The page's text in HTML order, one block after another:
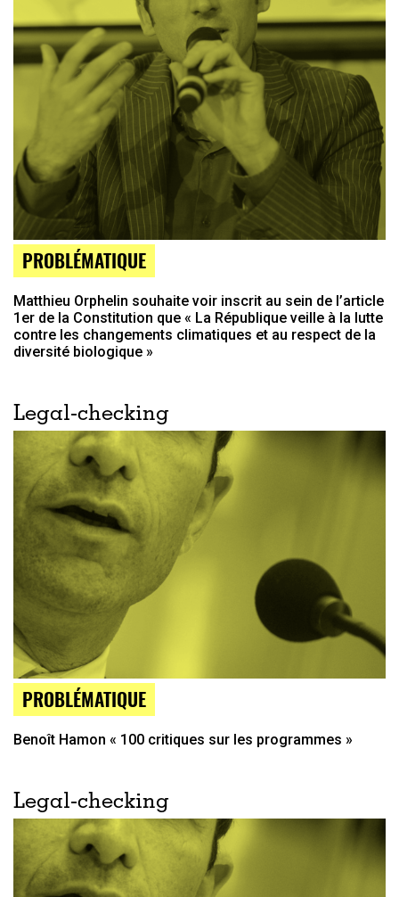
PROBLÉMATIQUE
Matthieu Orphelin souhaite voir inscrit au sein de l’article
1er de la Constitution que « La République veille à la lutte
contre les changements climatiques et au respect de la
diversité biologique »
Legal-checking
PROBLÉMATIQUE
Benoît Hamon « 100 critiques sur les programmes »
Legal-checking